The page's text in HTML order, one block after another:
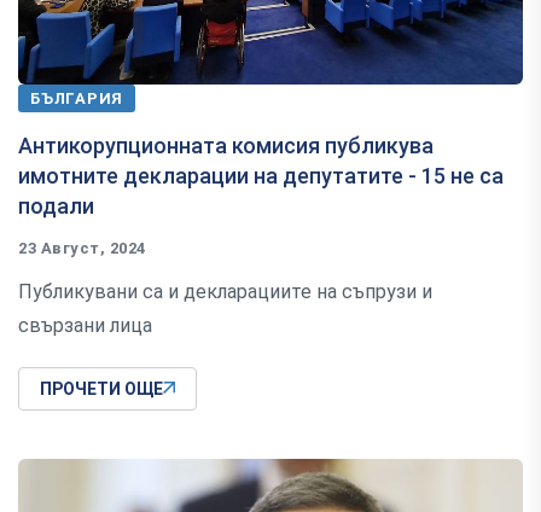
БЪЛГАРИЯ
Антикорупционната комисия публикува
имотните декларации на депутатите - 15 не са
подали
23 Август, 2024
Публикувани са и декларациите на съпрузи и
свързани лица
ПРОЧЕТИ ОЩЕ